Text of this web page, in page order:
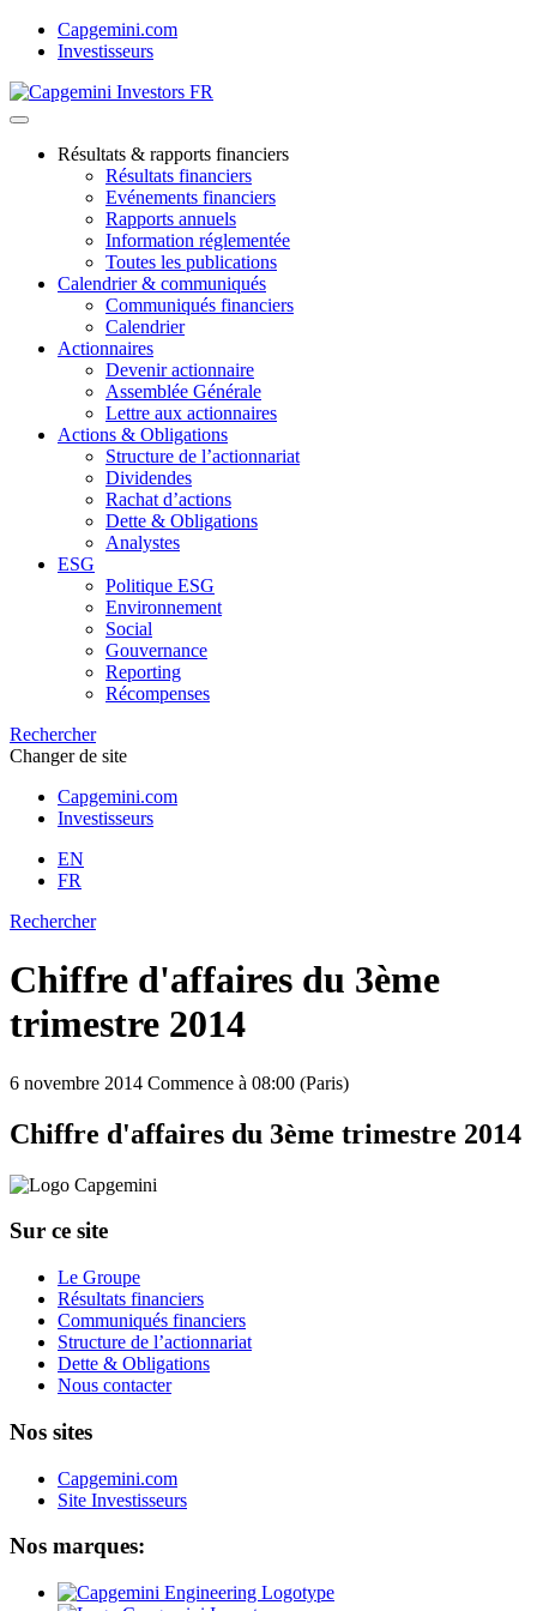
Skip
Capgemini.com
Investisseurs
Résultats & rapports financiers
Résultats financiers
Evénements financiers
Rapports annuels
Information réglementée
Toutes les publications
Calendrier & communiqués
Communiqués financiers
Calendrier
Actionnaires
Devenir actionnaire
Assemblée Générale
Lettre aux actionnaires
Actions & Obligations
Structure de l’actionnariat
Dividendes
Rachat d’actions
Dette & Obligations
Analystes
ESG
Politique ESG
Environnement
Social
Gouvernance
Reporting
Récompenses
Rechercher
Changer de site
Capgemini.com
Investisseurs
EN
FR
Rechercher
Chiffre d'affaires du 3ème
trimestre 2014
6 novembre 2014 Commence à 08:00 (Paris)
Chiffre d'affaires du 3ème trimestre 2014
Sur ce site
Le Groupe
Résultats financiers
Communiqués financiers
Structure de l’actionnariat
Dette & Obligations
Nous contacter
Nos sites
Capgemini.com
Site Investisseurs
Nos marques: